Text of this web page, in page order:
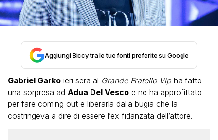
Aggiungi Biccy tra le tue fonti preferite su Google
Gabriel Garko ieri sera al Grande Fratello Vip ha fatto
una sorpresa ad Adua Del Vesco e ne ha approfittato
per fare coming out e liberarla dalla bugia che la
costringeva a dire di essere l’ex fidanzata dell’attore.